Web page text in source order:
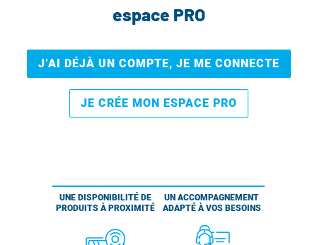
espace PRO
J’AI DÉJÀ UN COMPTE, JE ME CONNECTE
JE CRÉE MON ESPACE PRO
UNE DISPONIBILITÉ DE
PRODUITS À PROXIMITÉ
UN ACCOMPAGNEMENT
ADAPTÉ À VOS BESOINS